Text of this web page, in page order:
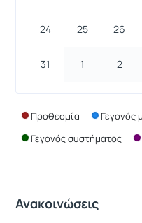
24 25 26
31 1 2
Προθεσμία
Γεγονός
Γεγονός συστήματος
Ανακοινώσεις